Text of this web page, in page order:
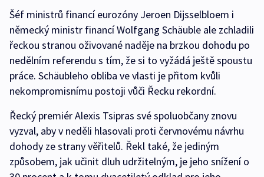
Šéf ministrů financí eurozóny Jeroen Dijsselbloem i
německý ministr financí Wolfgang Schäuble ale zchladili
řeckou stranou oživované naděje na brzkou dohodu po
nedělním referendu s tím, že si to vyžádá ještě spoustu
práce. Schäubleho obliba ve vlasti je přitom kvůli
nekompromisnímu postoji vůči Řecku rekordní.
Řecký premiér Alexis Tsipras své spoluobčany znovu
vyzval, aby v neděli hlasovali proti červnovému návrhu
dohody ze strany věřitelů. Řekl také, že jediným
způsobem, jak učinit dluh udržitelným, je jeho snížení o